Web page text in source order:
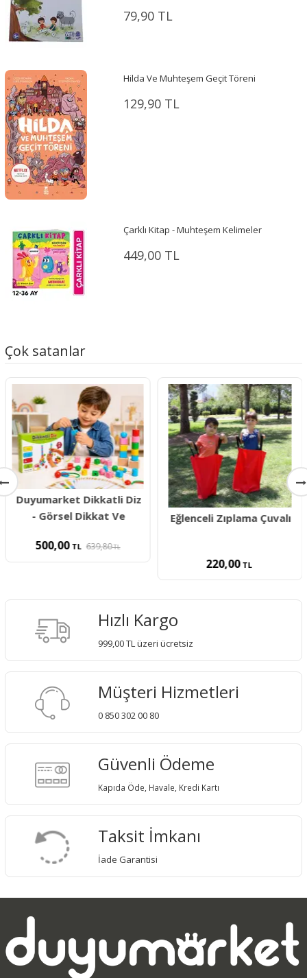
79,90 TL
Hilda Ve Muhteşem Geçit Töreni
129,90 TL
Çarklı Kitap - Muhteşem Kelimeler
449,00 TL
Çok satanlar
Duyumarket Dikkatli Diz
- Görsel Dikkat Ve
500,00TL 639,80TL
Eğlenceli Zıplama Çuvalı
220,00TL
Hızlı Kargo
999,00 TL üzeri ücretsiz
Müşteri Hizmetleri
0 850 302 00 80
Güvenli Ödeme
Kapıda Öde, Havale, Kredi Kartı
Taksit İmkanı
İade Garantisi